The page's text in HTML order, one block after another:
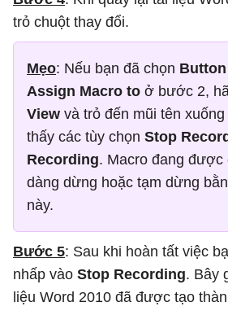
trỏ chuột thay đổi.
Mẹo: Nếu bạn đã chọn Button
Assign Macro to ở bước 2,
View và trỏ đến mũi tên xuống
thấy các tùy chọn Stop
Recording. Macro đang được
dàng dừng hoặc tạm dừng
này.
Bước 5: Sau khi hoàn tất việc
nhấp vào Stop Recording. Bây
liệu Word 2010 đã được tạo